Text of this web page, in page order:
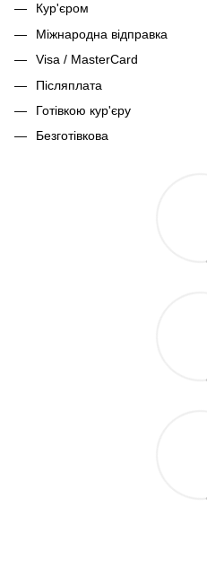
Кур'єром
Міжнародна відправка
Visa / MasterCard
Післяплата
Готівкою кур'єру
Безготівкова